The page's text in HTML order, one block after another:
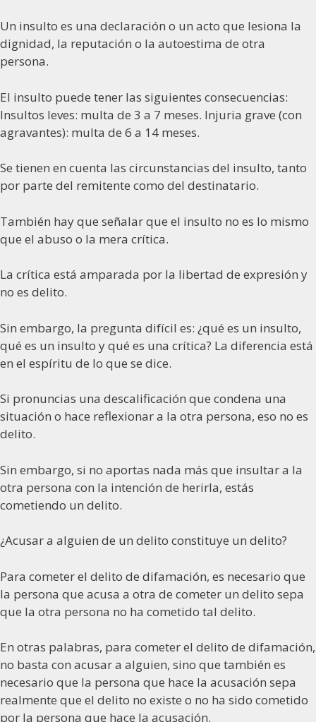
Un insulto es una declaración o un acto que lesiona la
dignidad, la reputación o la autoestima de otra
persona.
El insulto puede tener las siguientes consecuencias:
Insultos leves: multa de 3 a 7 meses. Injuria grave (con
agravantes): multa de 6 a 14 meses.
Se tienen en cuenta las circunstancias del insulto, tanto
por parte del remitente como del destinatario.
También hay que señalar que el insulto no es lo mismo
que el abuso o la mera crítica.
La crítica está amparada por la libertad de expresión y
no es delito.
Sin embargo, la pregunta difícil es: ¿qué es un insulto,
qué es un insulto y qué es una crítica? La diferencia está
en el espíritu de lo que se dice.
Si pronuncias una descalificación que condena una
situación o hace reflexionar a la otra persona, eso no es
delito.
Sin embargo, si no aportas nada más que insultar a la
otra persona con la intención de herirla, estás
cometiendo un delito.
¿Acusar a alguien de un delito constituye un delito?
Para cometer el delito de difamación, es necesario que
la persona que acusa a otra de cometer un delito sepa
que la otra persona no ha cometido tal delito.
En otras palabras, para cometer el delito de difamación,
no basta con acusar a alguien, sino que también es
necesario que la persona que hace la acusación sepa
realmente que el delito no existe o no ha sido cometido
por la persona que hace la acusación.